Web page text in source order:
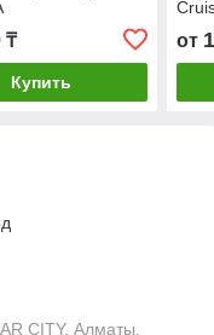
₸
Купить
от
CITY, Алматы,